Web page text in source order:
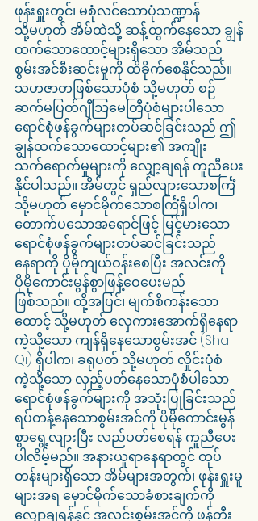
ဖုန်းရှူးတွင်၊ မစုံလင်သောပုံသဏ္ဍာန်
သို့မဟုတ် အိမ်ထဲသို့ ဆန့်ထွက်နေသော ချွန်
ထက်သောထောင့်များရှိသော အိမ်သည်
စွမ်းအင်စီးဆင်းမှုကို ထိခိုက်စေနိုင်သည်။
သဟဇာတဖြစ်သောပုံစံ သို့မဟုတ် စဉ်
ဆက်မပြတ်ဂျီသြမေတြီပုံစံများပါသော
ရောင်စုံဖန်ခွက်များတပ်ဆင်ခြင်းသည် ဤ
ချွန်ထက်သောထောင့်များ၏ အကျိုး
သက်ရောက်မှုများကို လျှော့ချရန် ကူညီပေး
နိုင်ပါသည်။ အိမ်တွင် ရှည်လျားသောစင်္ကြံ
သို့မဟုတ် မှောင်မိုက်သောစင်္ကြံရှိပါက၊
တောက်ပသောအရောင်ဖြင့် မြင့်မားသော
ရောင်စုံဖန်ခွက်များတပ်ဆင်ခြင်းသည်
နေရာကို ပိုမိုကျယ်ဝန်းစေပြီး အလင်းကို
ပိုမိုကောင်းမွန်စွာဖြန့်ဝေပေးမည်
ဖြစ်သည်။ ထို့အပြင်၊ မျက်စိကန်းသော
ထောင့် သို့မဟုတ် လှေကားအောက်ရှိနေရာ
ကဲ့သို့သော ကျန်ရှိနေသောစွမ်းအင် (Sha
Qi) ရှိပါက၊ ခရုပတ် သို့မဟုတ် လှိုင်းပုံစံ
ကဲ့သို့သော လှည့်ပတ်နေသောပုံစံပါသော
ရောင်စုံဖန်ခွက်များကို အသုံးပြုခြင်းသည်
ရပ်တန့်နေသောစွမ်းအင်ကို ပိုမိုကောင်းမွန်
စွာရွေ့လျားပြီး လည်ပတ်စေရန် ကူညီပေး
ပါလိမ့်မည်။ အနားယူရာနေရာတွင် ထုပ်
တန်းများရှိသော အိမ်များအတွက်၊ ဖုန်းရှူးမူ
များအရ မှောင်မိုက်သောခံစားချက်ကို
လျှော့ချရန်နှင့် အလင်းစွမ်းအင်ကို ဖန်တီး